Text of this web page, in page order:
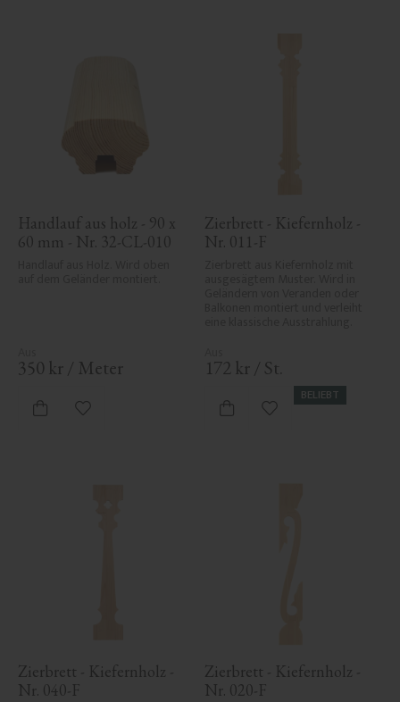
Handlauf aus holz - 90 x
60 mm - Nr. 32-CL-010
350 kr / Meter
Zu Favoriten hinzufügen
Zierbrett - Kiefernholz -
Nr. 011-F
172 kr / St.
BELIEBT
Zu Favoriten
Zierbrett - Kiefernholz -
Nr. 040-F
Zierbrett - Kiefernholz -
Nr. 020-F